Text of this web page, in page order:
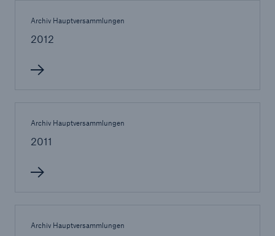
Archiv Hauptversammlungen
2012
Archiv Hauptversammlungen
2011
Archiv Hauptversammlungen
600 bn
US Dollar im Jahr 2018